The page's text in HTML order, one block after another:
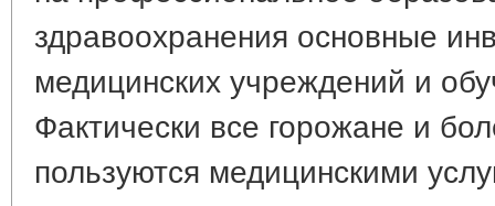
здравоохранения основные
медицинских учреждений и
Фактически все горожане и
пользуются медицинскими